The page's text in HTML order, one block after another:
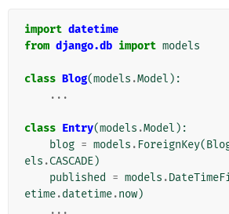
import datetime
from django.db import models
class Blog(models .Model ):
...
class Entry(models .Model ):
blog = models . ForeignKey(
els .CASCADE)
published
= models .
etime.datetime.now)
...